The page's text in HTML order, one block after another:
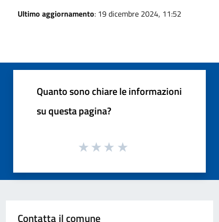
Ultimo aggiornamento: 19 dicembre 2024, 11:52
Quanto sono chiare le informazioni
su questa pagina?
Contatta il comune